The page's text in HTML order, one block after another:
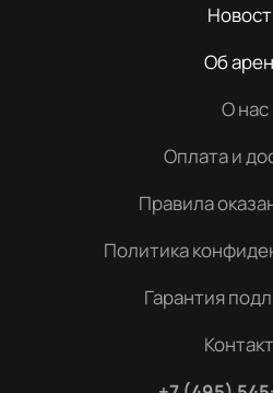
Об
О нас
Оплата и
Правила
Политика
Гарантия